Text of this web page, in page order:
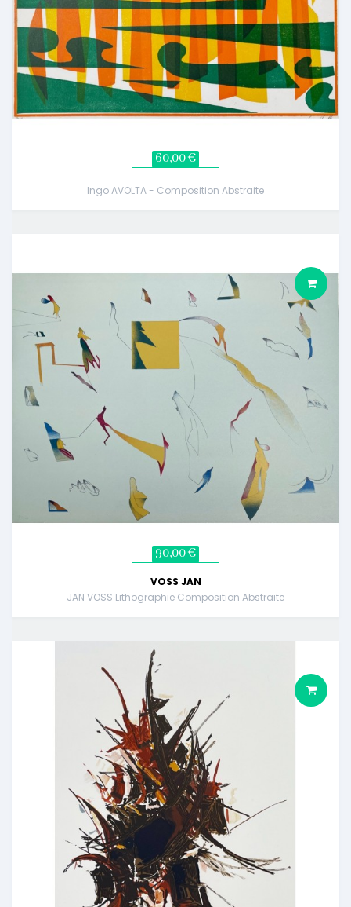
60,00 €
Ingo AVOLTA - Composition Abstraite
90,00 €
VOSS JAN
JAN VOSS Lithographie Composition Abstraite